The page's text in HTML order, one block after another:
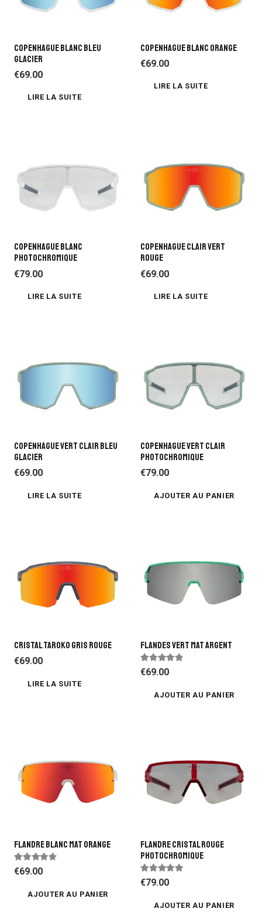
COPENHAGUE BLANC BLEU
GLACIER
€69.00
LIRE LA SUITE
COPENHAGUE BLANC ORANGE
€69.00
LIRE LA SUITE
COPENHAGUE BLANC
PHOTOCHROMIQUE
€79.00
LIRE LA SUITE
COPENHAGUE CLAIR VERT
ROUGE
€69.00
LIRE LA SUITE
COPENHAGUE VERT CLAIR BLEU
GLACIER
€69.00
LIRE LA SUITE
COPENHAGUE VERT CLAIR
PHOTOCHROMIQUE
€79.00
AJOUTER AU PANIER
CRISTAL TAROKO GRIS ROUGE
€69.00
LIRE LA SUITE
Flandes Vert Mat Argent
Note4.64
€69.00
AJOUTER AU PANIER
Flandre Blanc Mat Orange
Note4.50
€69.00
AJOUTER AU PANIER
Flandre Cristal Rouge
Photochromique
Note5.00
€79.00
AJOUTER AU PANIER